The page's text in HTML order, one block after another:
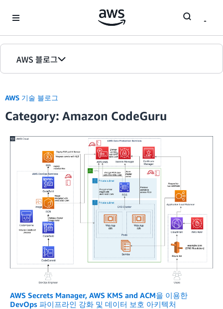
AWS 블로그
홈
에디션
AWS 기술 블로그
Category: Amazon CodeGuru
AWS Secrets Manager, AWS KMS and ACM을 이용한
DevOps 파이프라인 강화 및 데이터 보호 아키텍처